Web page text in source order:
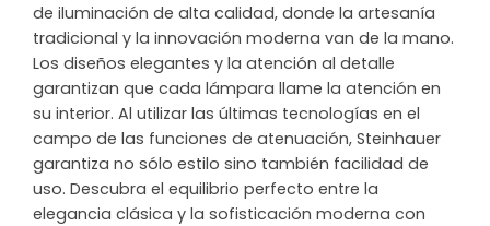
de iluminación de alta calidad, donde la artesanía
tradicional y la innovación moderna van de la mano.
Los diseños elegantes y la atención al detalle
garantizan que cada lámpara llame la atención en
su interior. Al utilizar las últimas tecnologías en el
campo de las funciones de atenuación, Steinhauer
garantiza no sólo estilo sino también facilidad de
uso. Descubra el equilibrio perfecto entre la
elegancia clásica y la sofisticación moderna con